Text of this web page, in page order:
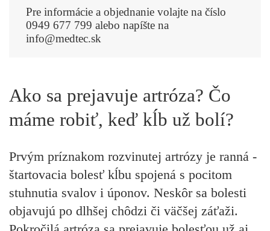
Pre informácie a objednanie volajte na číslo
0949 677 799 alebo napíšte na
info@medtec.sk
Ako sa prejavuje artróza? Čo
máme robiť, keď kĺb už bolí?
Prvým príznakom rozvinutej artrózy je ranná -
štartovacia bolesť kĺbu spojená s pocitom
stuhnutia svalov i úponov. Neskôr sa bolesti
objavujú po dlhšej chôdzi či väčšej záťaži.